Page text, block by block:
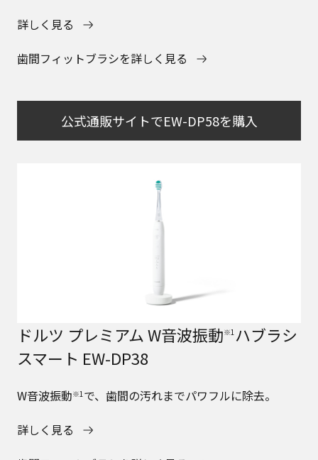
詳しく見る
歯間フィットブラシを詳しく見る
公式通販サイトでEW-DP58を購入
ドルツ プレミアム W音波振動※1 ハブラシ
スマート EW-DP38
W音波振動※1で、歯間の汚れまでパワフルに除去。
詳しく見る